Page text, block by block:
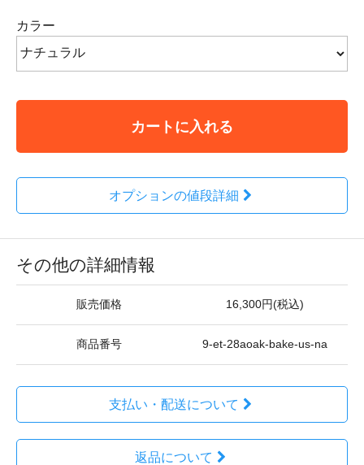
カラー
カートに入れる
オプションの値段詳細
その他の詳細情報
販売価格 16,300円(税込)
商品番号 9-et-28aoak-bake-us-na
支払い・配送について
返品について